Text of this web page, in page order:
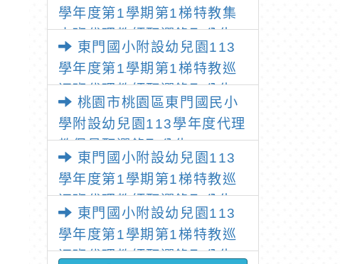
學年度第1學期第1梯特教集
中班代理教師甄選錄取公告
東門國小附設幼兒園113
學年度第1學期第1梯特教巡
迴班代理教師甄選錄取公告
桃園市桃園區東門國民小
學附設幼兒園113學年度代理
教保員甄選錄取公告
東門國小附設幼兒園113
學年度第1學期第1梯特教巡
迴班代理教師甄選錄取公告
東門國小附設幼兒園113
學年度第1學期第1梯特教巡
迴班代理教師甄選錄取公告